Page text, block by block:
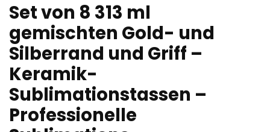
Set von 8 313 ml
gemischten Gold- und
Silberrand und Griff –
Keramik-
Sublimationstassen –
Professionelle